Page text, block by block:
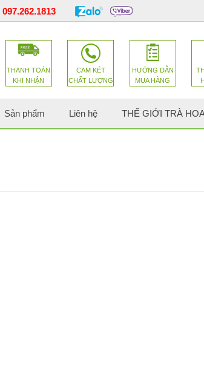
097.262.1813
THANH TOÁN
KHI NHẬN
CAM KÉT
CHẤT LƯỢNG
HƯỚNG DẪN
MUA HÀNG
Sản phẩm Liên hệ THẾ GIỚI TRÀ